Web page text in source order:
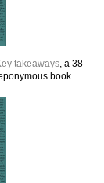
takeaways, a 38
book.